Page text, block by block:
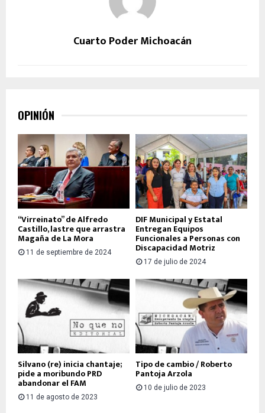
Cuarto Poder Michoacán
OPINIÓN
“Virreinato” de Alfredo
Castillo, lastre que arrastra
Magaña de La Mora
11 de septiembre de 2024
DIF Municipal y Estatal
Entregan Equipos
Funcionales a Personas con
Discapacidad Motriz
17 de julio de 2024
Silvano (re) inicia chantaje;
pide a moribundo PRD
abandonar el FAM
11 de agosto de 2023
Tipo de cambio / Roberto
Pantoja Arzola
10 de julio de 2023